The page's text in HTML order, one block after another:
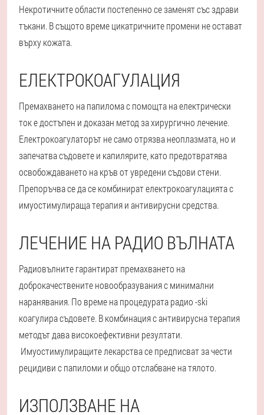
Некротичните области постепенно се заменят със здрави
тъкани. В същото време цикатричните промени не остават
върху кожата.
ЕЛЕКТРОКОАГУЛАЦИЯ
Премахването на папилома с помощта на електрически
ток е достъпен и доказан метод за хирургично лечение.
Електрокоагулаторът не само отрязва неоплазмата, но и
запечатва съдовете и капилярите, като предотвратява
освобождаването на кръв от увредени съдови стени.
Препоръчва се да се комбинират електрокоагулацията с
имуостимулираща терапия и антивирусни средства.
ЛЕЧЕНИЕ НА РАДИО ВЪЛНАТА
Радиовълните гарантират премахването на
доброкачествените новообразувания с минимални
наранявания. По време на процедурата радио -ski
коагулира съдовете. В комбинация с антивирусна терапия
методът дава високоефективни резултати.
Имуостимулиращите лекарства се предписват за чести
рецидиви с папиломи и общо отслабване на тялото.
ИЗПОЛЗВАНЕ НА